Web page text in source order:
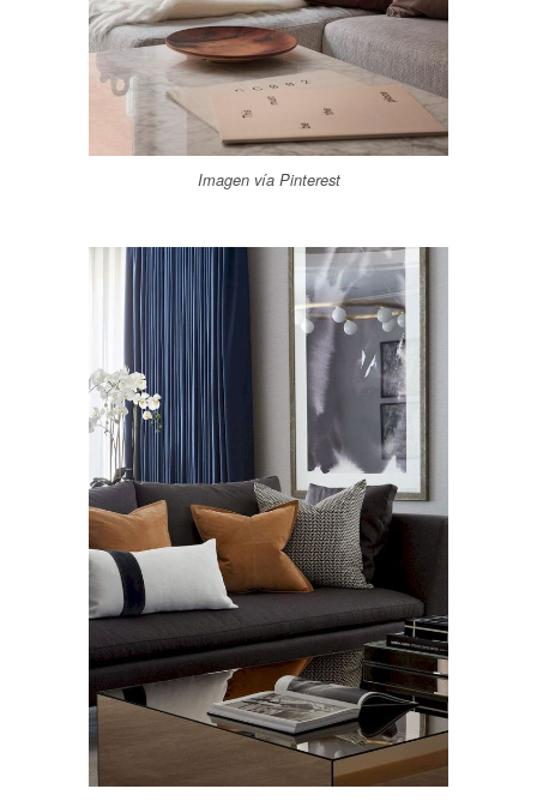
Imagen vía Pinterest